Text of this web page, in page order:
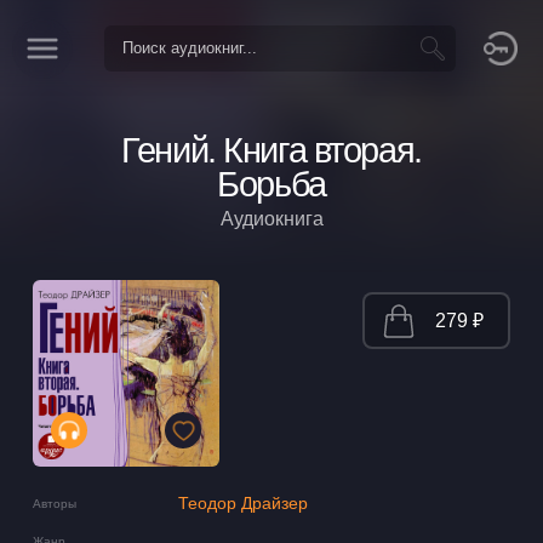
Гений. Книга вторая.
Борьба
Аудиокнига
Авторы Теодор Драйзер
279 ₽